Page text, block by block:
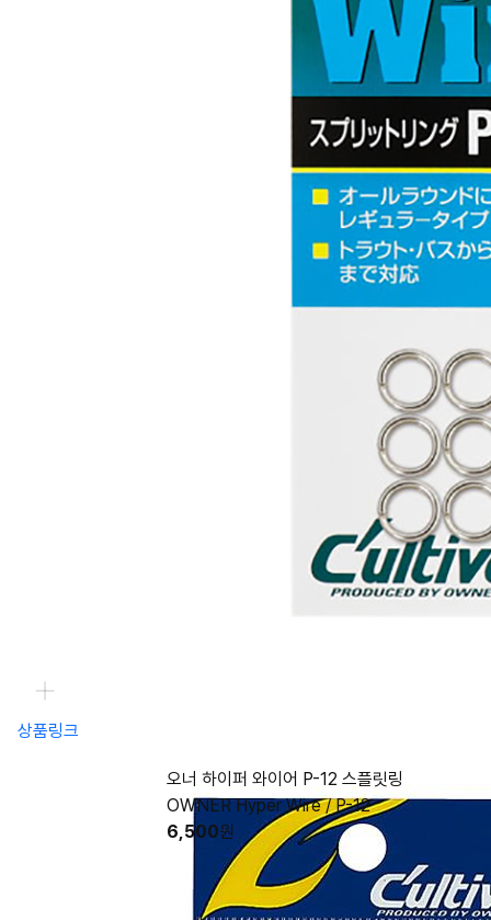
상품링크
오너 하이퍼 와이어 P-12 스플릿링
OWNER Hyper Wire / P-12
6,500원